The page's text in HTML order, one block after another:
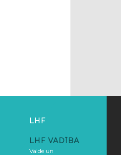
LHF
LHF VADĪBA
Valde un